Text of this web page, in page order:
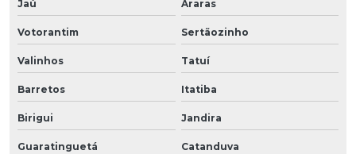
Jaú Araras
Votorantim Sertãozinho
Valinhos Tatuí
Barretos Itatiba
Birigui Jandira
Guaratinguetá Catanduva